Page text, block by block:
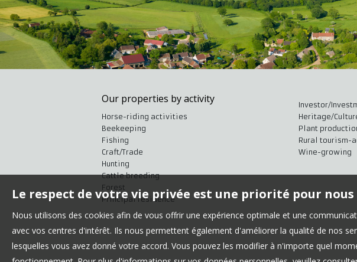
Our properties by activity
Horse-riding activities
Beekeeping
Fishing
Craft/Trade
Hunting
Cattle breeding
Forest
Principal residence
Investor/
Heritage/
Plant
Rural tourism-
Wine-growing
Le respect de votre vie privée est une priorité pour nous
Nous utilisons des cookies afin de vous offrir une expérience optimale et une
avec vos centres d'intérêt. Ils nous permettent également d'améliorer la qualité de nos
lesquelles vous avez donné votre accord. Vous pouvez les modifier à n'importe quel